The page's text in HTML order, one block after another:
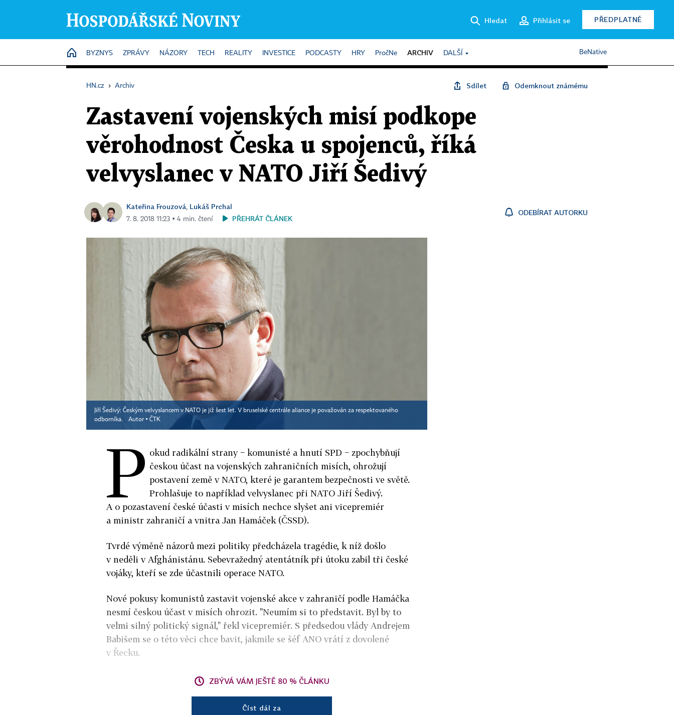
Hledat Přihlásit se PŘEDPLATNÉ
HOME
BYZNYS ZPRÁVY NÁZORY TECH REALITY INVESTICE PODCASTY HRY PročNe ARCHIV DALŠÍ BeNative
HN.cz › Archiv Sdílet Odemknout známému
Zastavení vojenských misí podkope
věrohodnost Česka u spojenců, říká
velvyslanec v NATO Jiří Šedivý
Kateřina Frouzová, Lukáš Prchal
7. 8. 2018 11:23 ▪ 4 min. čtení PŘEHRÁT ČLÁNEK
ODEBÍRAT AUTORKU
Jiří Šedivý: Českým velvyslancem v NATO je již šest let. V bruselské centrále aliance je považován za respektovaného
odborníka.
Autor ▪ ČTK
P okud radikální strany − komunisté a hnutí SPD − zpochybňují
českou účast na vojenských zahraničních misích, ohrožují
postavení země v NATO, které je garantem bezpečnosti ve světě.
Prohlašuje to například velvyslanec při NATO Jiří Šedivý.
A o pozastavení české účasti v misích nechce slyšet ani vicepremiér
a ministr zahraničí a vnitra Jan Hamáček (ČSSD).
Tvrdé výměně názorů mezi politiky předcházela tragédie, k níž došlo
v neděli v Afghánistánu. Sebevražedný atentátník při útoku zabil tři české
vojáky, kteří se zde účastnili operace NATO.
Nové pokusy komunistů zastavit vojenské akce v zahraničí podle Hamáčka
nesmí českou účast v misích ohrozit. "Neumím si to představit. Byl by to
velmi silný politický signál," řekl vicepremiér. S předsedou vlády Andrejem
Babišem se o této věci chce bavit, jakmile se šéf ANO vrátí z dovolené
v Řecku.
ZBÝVÁ VÁM JEŠTĚ 80 % ČLÁNKU
Číst dál za